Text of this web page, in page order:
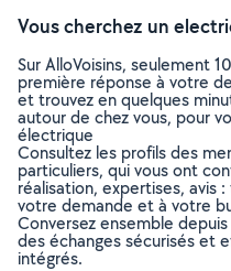
Vous cherchez un
Sur AlloVoisins, seulement
première réponse à votre
et trouvez en quelques
autour de chez vous, pour
électrique
Consultez les profils des
particuliers, qui vous ont
réalisation, expertises, avis
votre demande et à votre
Conversez ensemble
des échanges sécurisés et
intégrés.